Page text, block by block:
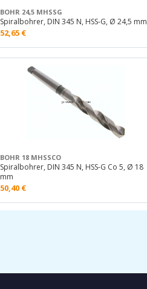
BOHR 24,5 MHSSG
Spiralbohrer, DIN 345 N, HSS-G, Ø 24,5 mm
52,65 €
BOHR 18 MHSSCO
Spiralbohrer, DIN 345 N, HSS-G Co 5, Ø 18
mm
50,40 €